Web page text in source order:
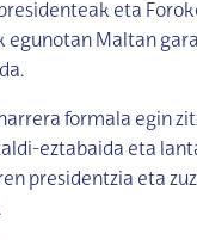
presidenteak eta
egunotan Maltan
formala egin
eztabaida eta
presidentzia eta